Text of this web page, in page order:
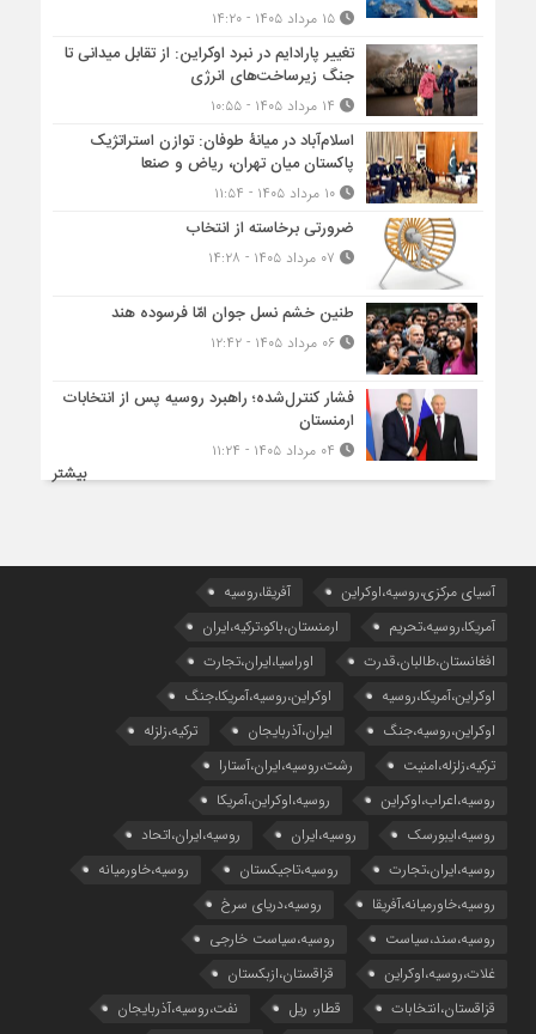
۱۵ مرداد ۱۴۰۵ - ۱۴:۲۰
تغییر پارادایم در نبرد اوکراین: از تقابل میدانی تا
جنگ زیرساخت‌های انرژی
اسلام‌آباد در میانۀ طوفان: توازن استراتژیک
پاکستان میان تهران، ریاض و صنعا
۱۰ مرداد ۱۴۰۵ - ۱۱:۵۴
ضرورتی برخاسته از انتخاب
طنین خشم نسل جوان امّا فرسوده هند
۰۶ مرداد ۱۴۰۵ - ۱۲:۴۲
فشار کنترل‌شده؛ راهبرد روسیه پس از انتخابات
ارمنستان
بیشتر
آسیای مرکزی،روسیه،اوکراین
آفریقا،روسیه
آمریکا،روسیه،تحریم
ارمنستان،باکو،ترکیه،ایران
افغانستان،طالبان،قدرت
اوراسیا،ایران،تجارت
اوکراین،آمریکا،روسیه
اوکراین،روسیه،آمریکا،جنگ
اوکراین،روسیه،جنگ
ایران،آذربایجان
ترکیه،زلزله
ترکیه،زلزله،امنیت
رشت،روسیه،ایران،آستارا
روسیه،اعراب،اوکراین
روسیه،اوکراین،آمریکا
روسیه،ایبورسک
روسیه،ایران
روسیه،ایران،اتحاد
روسیه،ایران،تجارت
روسیه،تاجیکستان
روسیه،خاورمیانه
روسیه،خاورمیانه،آفریقا
روسیه،دریای سرخ
روسیه،سند،سیاست
روسیه،سیاست خارجی
غلات،روسیه،اوکراین
قزاقستان،ازبکستان
قزاقستان،انتخابات
قطار، ریل
نفت،روسیه،آذربایجان